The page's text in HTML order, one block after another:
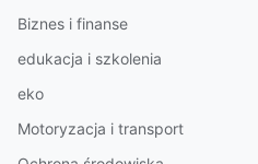
Biznes i finanse
edukacja i szkolenia
eko
Motoryzacja i transport